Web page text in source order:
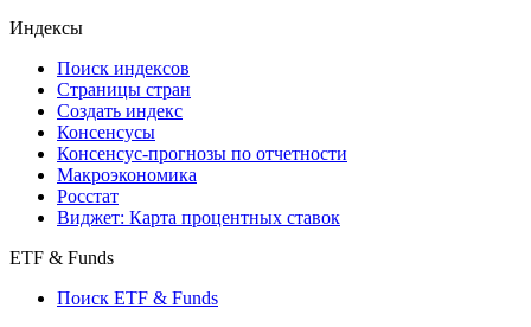
Кредиты
Поиск кредитов
Индексы
Поиск индексов
Страницы стран
Создать индекс
Консенсусы
Макроэкономика
Виджет: Карта процентных ставок